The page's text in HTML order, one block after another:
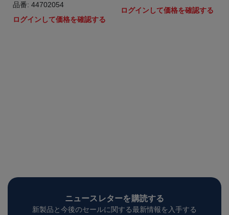
品番: 44702054
ログインして価格を確認する
ログインして価格を確認する
ニュースレターを購読する
新製品と今後のセールに関する最新情報を入手する